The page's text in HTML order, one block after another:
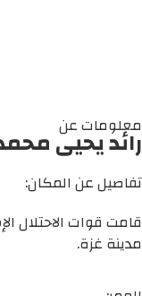
معلومات عن
رائد يحيى
تفاصيل عن المكان:
قامت قوات الاحتلال
مدينة غزة.